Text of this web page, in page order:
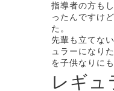
指導者の方も
ったんですけ
た。
先輩も立てな
ュラーになり
を子供なりに
レギュ